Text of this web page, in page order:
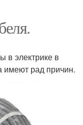
в электрике в
имеют рад причин.